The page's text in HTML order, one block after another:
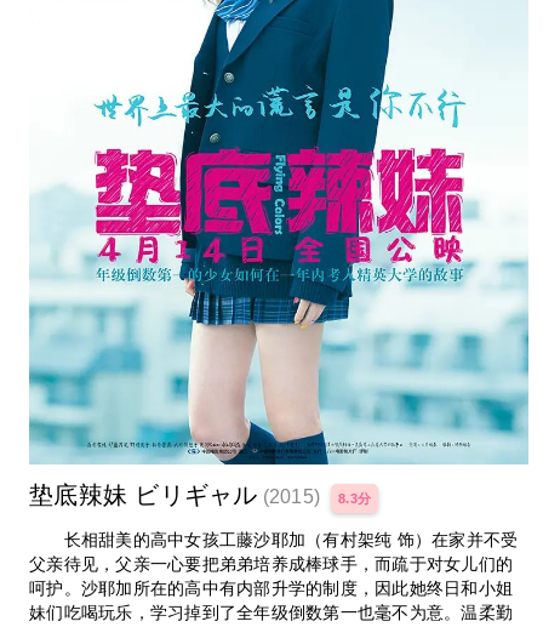
垫底辣妹 ビリギャル (2015) 8.3分
长相甜美的高中女孩工藤沙耶加（有村架纯 饰）在家并不受
父亲待见，父亲一心要把弟弟培养成棒球手，而疏于对女儿们的
呵护。沙耶加所在的高中有内部升学的制度，因此她终日和小姐
妹们吃喝玩乐，学习掉到了全年级倒数第一也毫不为意。温柔勤